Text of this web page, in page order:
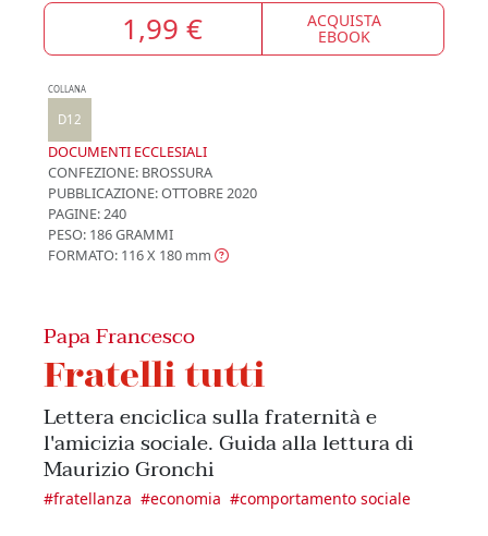
1,99 € ACQUISTA
EBOOK
COLLANA
D12
DOCUMENTI ECCLESIALI
CONFEZIONE: BROSSURA
PUBBLICAZIONE:OTTOBRE 2020
PAGINE: 240
PESO: 186 GRAMMI
FORMATO: 116 X 180 mm
Papa Francesco
Fratelli tutti
Lettera enciclica sulla fraternità e
l'amicizia sociale. Guida alla lettura di
Maurizio Gronchi
#fratellanza #economia #comportamento sociale